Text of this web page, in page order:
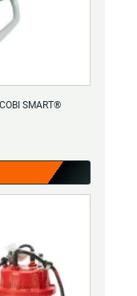
SMART®